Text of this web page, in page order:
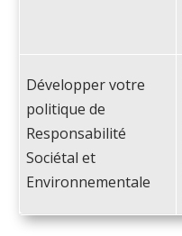
Développer votre
politique de
Responsabilité
Sociétal et
Environnementale